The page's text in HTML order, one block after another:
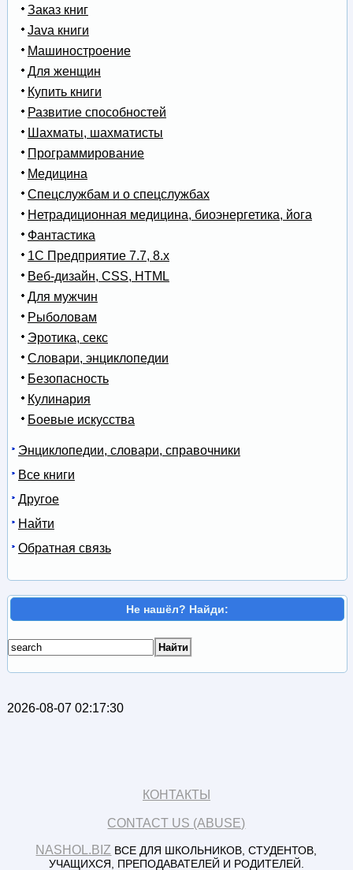
Заказ книг
Java книги
Машиностроение
Для женщин
Купить книги
Развитие способностей
Шахматы, шахматисты
Программирование
Медицина
Спецслужбам и о спецслужбах
Нетрадиционная медицина, биоэнергетика, йога
Фантастика
1С Предприятие 7.7, 8.x
Веб-дизайн, CSS, HTML
Для мужчин
Рыболовам
Эротика, секс
Словари, энциклопедии
Безопасность
Кулинария
Боевые искусства
Энциклопедии, словари, справочники
Все книги
Другое
Найти
Обратная связь
Не нашёл? Найди:
2026-08-07 02:17:30
КОНТАКТЫ
CONTACT US (ABUSE)
NASHOL.BIZ ВСЕ ДЛЯ ШКОЛЬНИКОВ, СТУДЕНТОВ,
УЧАЩИХСЯ, ПРЕПОДАВАТЕЛЕЙ И РОДИТЕЛЕЙ.